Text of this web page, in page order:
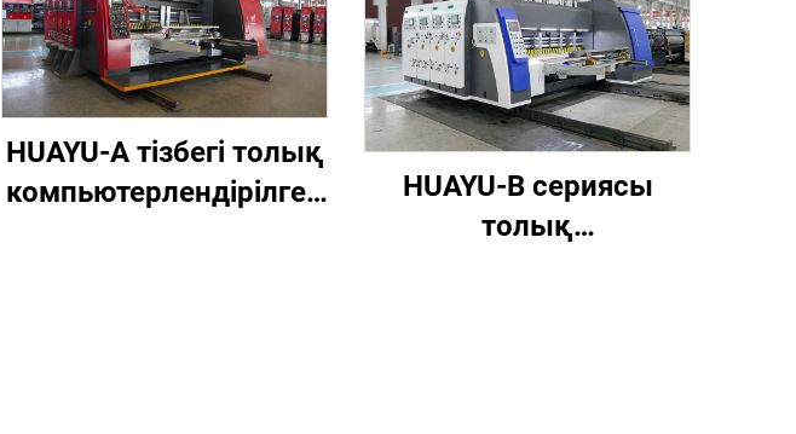
HUAYU-A тізбегі толық
компьютерлендірілген
HUAYU-B сериясы
толық